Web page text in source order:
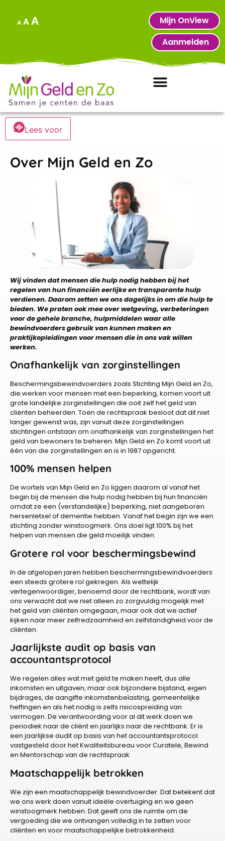
A A A
Mijn OnView
Aanmelden
Lees voor
Over Mijn Geld en Zo
Wij vinden dat mensen die hulp nodig hebben bij het
regelen van hun financiën eerlijke en transparante hulp
verdienen. Daarom zetten we ons dagelijks in om die hulp te
bieden. We praten ook mee over wetgeving, verbeteringen
voor de gehele branche, hulpmiddelen waar alle
bewindvoerders gebruik van kunnen maken en
praktijkopleidingen voor mensen die in ons vak willen
werken.
Onafhankelijk van zorginstellingen
Beschermingsbewindvoerders zoals Stichting Mijn Geld en Zo,
die werken voor mensen met een beperking, komen voort uit
grote landelijke zorginstellingen die ooit zelf het geld van
cliënten beheerden. Toen de rechtspraak besloot dat dit niet
langer gewenst was, zijn vanuit deze zorginstellingen
stichtingen ontstaan om onafhankelijk van zorginstellingen het
geld van bewoners te beheren. Mijn Geld en Zo komt voort uit
één van die zorginstellingen en is in 1987 opgericht.
100% mensen helpen
De wortels van Mijn Geld en Zo liggen daarom al vanaf het
begin bij de mensen die hulp nodig hebben bij hun financiën
omdat ze een (verstandelijke) beperking, niet aangeboren
hersenletsel of dementie hebben. Vanaf het begin zijn we een
stichting zonder winstoogmerk. Ons doel ligt 100% bij het
helpen van mensen die geld moeilijk vinden.
Grotere rol voor beschermingsbewind
In de afgelopen jaren hebben beschermingsbewindvoerders
een steeds grotere rol gekregen. Als wettelijk
vertegenwoordiger, benoemd door de rechtbank, wordt van
ons verwacht dat we niet alleen zo zorgvuldig mogelijk met
het geld van cliënten omgegaan, maar ook dat we actief
kijken naar meer zelfredzaamheid en zelfstandigheid voor de
cliënten.
Jaarlijkste audit op basis van
accountantsprotocol
We regelen alles wat met geld te maken heeft, dus alle
inkomsten en uitgaven, maar ook bijzondere bijstand, eigen
bijdrages, de aangifte inkomstenbelasting, gemeentelijke
heffingen en als het nodig is zelfs risicospreiding van
vermogen. De verantwoording voor al dit werk doen we
periodiek naar de cliënt en jaarlijks naar de rechtbank. Er is
een jaarlijkse audit op basis van het accountantsprotocol
vastgesteld door het Kwaliteitsbureau voor Curatele, Bewind
en Mentorschap van de rechtspraak
Maatschappelijk betrokken
We zijn een maatschappelijk bewindvoerder. Dat betekent dat
we ons werk doen vanuit ideële overtuiging en we geen
winstoogmerk hebben. Dat geeft ons de ruimte om de
vergoeding die we ontvangen volledig in te zetten voor
cliënten en voor maatschappelijke betrokkenheid.